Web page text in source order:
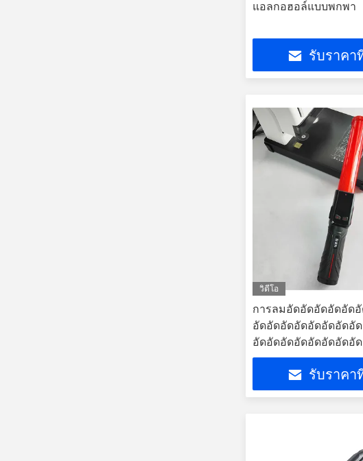
แอลกอฮอล์แบบพกพา
รับราคา
วิดีโอ
การลมอัดอัดอัดอัดอัด
อัดอัดอัดอัดอัดอัดอัดอั
อัดอัดอัดอัดอัดอัดอัดอั
รับราคา